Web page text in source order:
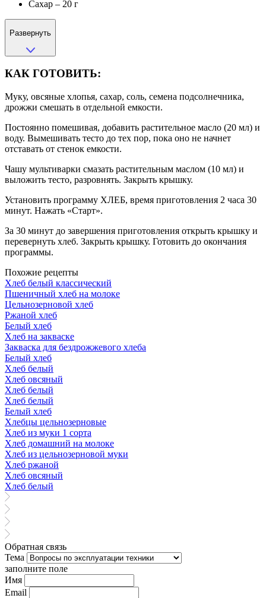
Сахар – 20 г
Развернуть
КАК ГОТОВИТЬ:
Муку, овсяные хлопья, сахар, соль, семена подсолнечника,
дрожжи смешать в отдельной емкости.
Постоянно помешивая, добавить растительное масло (20 мл) и
воду. Вымешивать тесто до тех пор, пока оно не начнет
отставать от стенок емкости.
Чашу мультиварки смазать растительным маслом (10 мл) и
выложить тесто, разровнять. Закрыть крышку.
Установить программу ХЛЕБ, время приготовления 2 часа 30
минут. Нажать «Старт».
За 30 минут до завершения приготовления открыть крышку и
перевернуть хлеб. Закрыть крышку. Готовить до окончания
программы.
Похожие рецепты
Хлеб белый классический
Пшеничный хлеб на молоке
Цельнозерновой хлеб
Ржаной хлеб
Белый хлеб
Хлеб на закваске
Закваска для бездрожжевого хлеба
Белый хлеб
Хлеб белый
Хлеб овсяный
Хлеб белый
Хлеб белый
Белый хлеб
Хлебцы цельнозерновые
Хлеб из муки 1 сорта
Хлеб домашний на молоке
Хлеб из цельнозерновой муки
Хлеб ржаной
Хлеб овсяный
Хлеб белый
Обратная связь
Тема
заполните поле
Имя
Email